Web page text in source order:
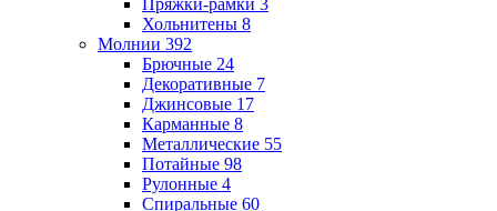
Хольнитены 8
Молнии 392
Брючные 24
Декоративные 7
Джинсовые 17
Карманные 8
Металлические 55
Потайные 98
Рулонные 4
Спиральные 60